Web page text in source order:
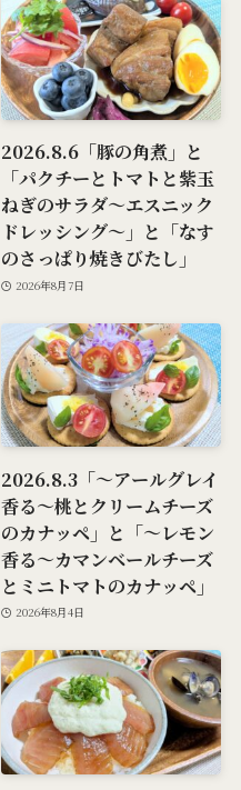
2026.8.6「豚の角煮」と
「パクチーとトマトと紫玉
ねぎのサラダ～エスニック
ドレッシング～」と「なす
のさっぱり焼きびたし」
2026年8月7日
2026.8.3「～アールグレイ
香る～桃とクリームチーズ
のカナッペ」と「～レモン
香る～カマンベールチーズ
とミニトマトのカナッペ」
2026年8月4日